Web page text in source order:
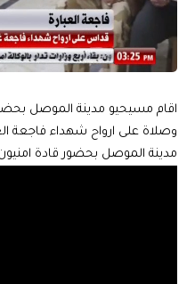
اقام مسيحيو مدينة الموصل
وصلاة على ارواح شهداء فاجعة
مدينة الموصل بحضور قادة